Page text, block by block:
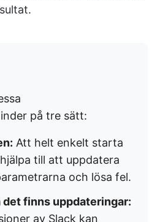
på tre sätt:
Att helt enkelt starta
till att uppdatera
och lösa fel.
det finns uppdateringar:
av Slack kan